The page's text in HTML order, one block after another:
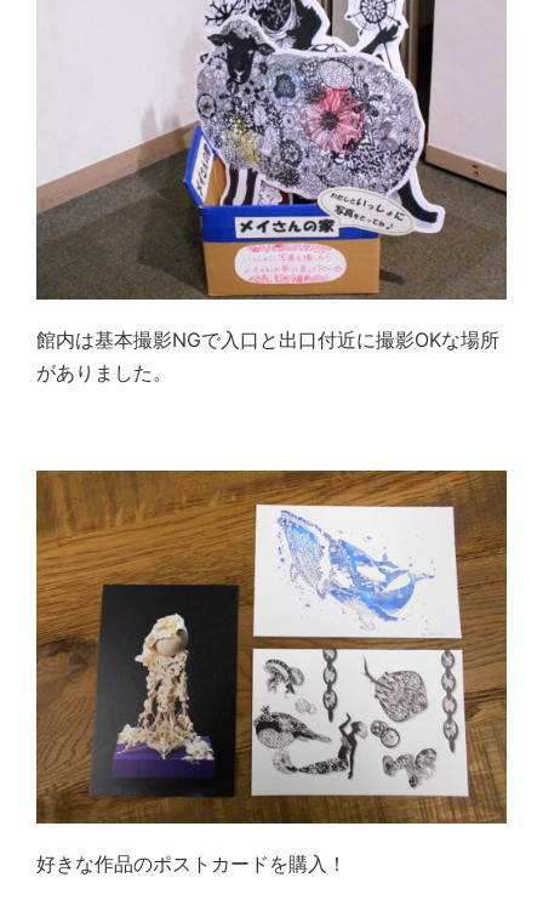
館内は基本撮影NGで入口と出口付近に撮影OKな場所
がありました。
好きな作品のポストカードを購入！